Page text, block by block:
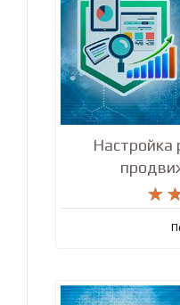
Настройка

